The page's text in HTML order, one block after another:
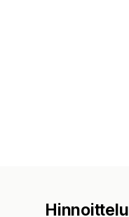
Hinnoittelu